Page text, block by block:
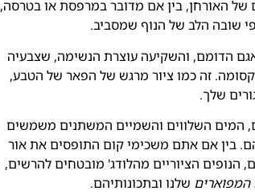
של האורחן, בין אם מדובר במרפסת או בטרסה,
שובה הלב של הנוף שמסביב.
הדומם, והשקיעה עוצרת הנשימה, שצבעיה
זה כמו ציור מרגש של הפאר של הטבע,
שלך.
המים השלווים והשמיים המשתנים משמשים
בין אם אתם משכימי קום התופסים את אור
הנופים הציוריים מהלודג' מובטחים להרשים,
המפוארים שלנו ובתכונותיהם.